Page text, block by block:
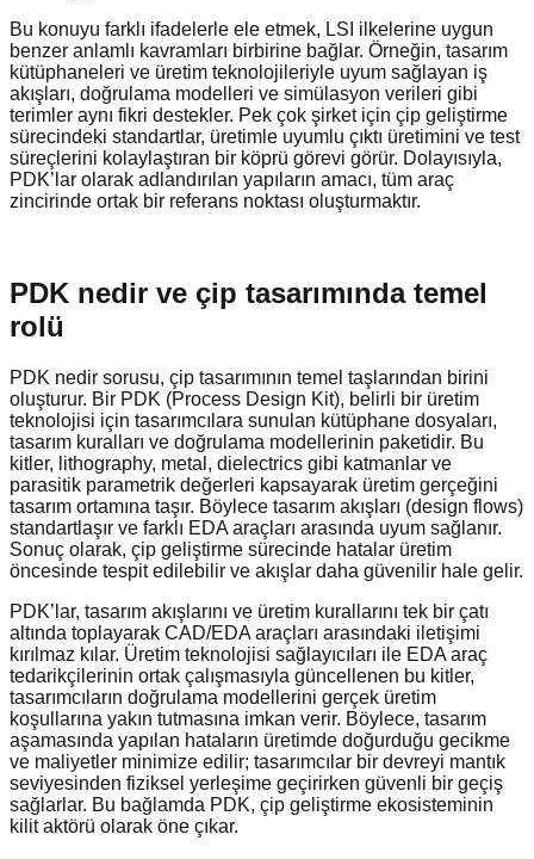
Bu konuyu farklı ifadelerle ele etmek, LSI ilkelerine uygun
benzer anlamlı kavramları birbirine bağlar. Örneğin, tasarım
kütüphaneleri ve üretim teknolojileriyle uyum sağlayan iş
akışları, doğrulama modelleri ve simülasyon verileri gibi
terimler aynı fikri destekler. Pek çok şirket için çip geliştirme
sürecindeki standartlar, üretimle uyumlu çıktı üretimini ve test
süreçlerini kolaylaştıran bir köprü görevi görür. Dolayısıyla,
PDK’lar olarak adlandırılan yapıların amacı, tüm araç
zincirinde ortak bir referans noktası oluşturmaktır.
PDK nedir ve çip tasarımında temel
rolü
PDK nedir sorusu, çip tasarımının temel taşlarından birini
oluşturur. Bir PDK (Process Design Kit), belirli bir üretim
teknolojisi için tasarımcılara sunulan kütüphane dosyaları,
tasarım kuralları ve doğrulama modellerinin paketidir. Bu
kitler, lithography, metal, dielectrics gibi katmanlar ve
parasitik parametrik değerleri kapsayarak üretim gerçeğini
tasarım ortamına taşır. Böylece tasarım akışları (design flows)
standartlaşır ve farklı EDA araçları arasında uyum sağlanır.
Sonuç olarak, çip geliştirme sürecinde hatalar üretim
öncesinde tespit edilebilir ve akışlar daha güvenilir hale gelir.
PDK’lar, tasarım akışlarını ve üretim kurallarını tek bir çatı
altında toplayarak CAD/EDA araçları arasındaki iletişimi
kırılmaz kılar. Üretim teknolojisi sağlayıcıları ile EDA araç
tedarikçilerinin ortak çalışmasıyla güncellenen bu kitler,
tasarımcıların doğrulama modellerini gerçek üretim
koşullarına yakın tutmasına imkan verir. Böylece, tasarım
aşamasında yapılan hataların üretimde doğurduğu gecikme
ve maliyetler minimize edilir; tasarımcılar bir devreyi mantık
seviyesinden fiziksel yerleşime geçirirken güvenli bir geçiş
sağlarlar. Bu bağlamda PDK, çip geliştirme ekosisteminin
kilit aktörü olarak öne çıkar.